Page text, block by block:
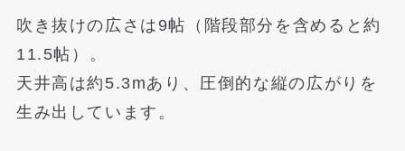
吹き抜けの広さは9帖（階段部分を含めると約
11.5帖）。
天井高は約5.3mあり、圧倒的な縦の広がりを
生み出しています。